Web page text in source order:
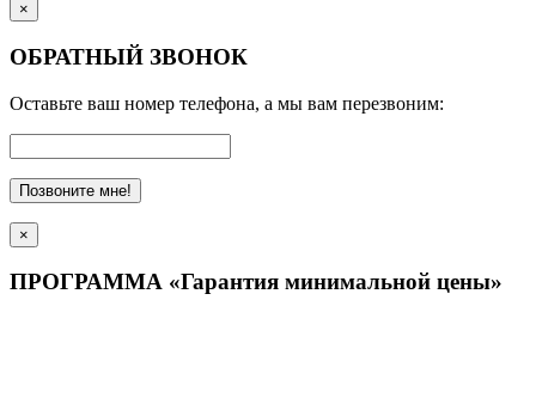
×
ОБРАТНЫЙ ЗВОНОК
Оставьте ваш номер телефона, а мы вам перезвоним:
Позвоните мне!
×
ПРОГРАММА «Гарантия минимальной цены»